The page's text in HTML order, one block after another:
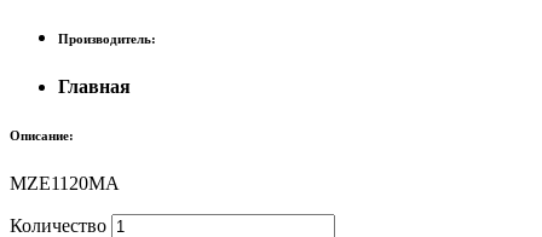
Производитель:
Главная
Описание:
MZE1120MA
Количество